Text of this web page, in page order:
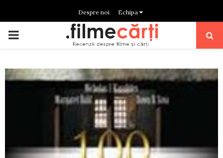
Despre noi Echipa
PRIMARY